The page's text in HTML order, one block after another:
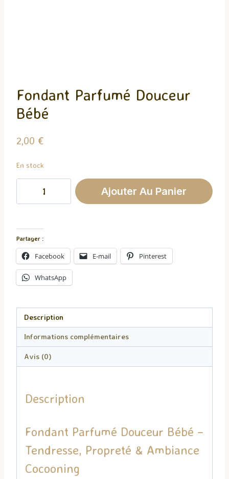
Fondant Parfumé Douceur
Bébé
2,00 €
En stock
Douceur
Bébé
Ajouter Au Panier
Partager :
Facebook E-mail Pinterest
WhatsApp
Description
Informations complémentaires
Avis (0)
Description
Fondant Parfumé Douceur Bébé –
Tendresse, Propreté & Ambiance
Cocooning